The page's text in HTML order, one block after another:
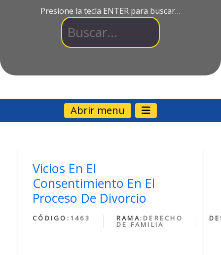
Presione la tecla ENTER para buscar…
Abrir menu
Vicios En El
Consentimiento En El
Proceso De Divorcio
CÓDIGO: 1463 RAMA: DERECHO
DE FAMILIA